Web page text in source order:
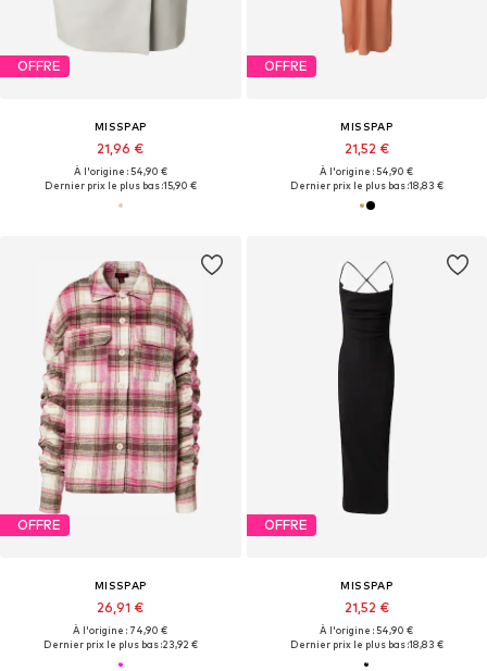
OFFRE
MISSPAP
21,96 €
À l'origine : 54,90 €
Dernier prix le plus bas :15,90 €
OFFRE
MISSPAP
21,52 €
À l'origine : 54,90 €
Dernier prix le plus bas :18,83 €
OFFRE
MISSPAP
26,91 €
À l'origine : 74,90 €
Dernier prix le plus bas :23,92 €
OFFRE
MISSPAP
21,52 €
À l'origine : 54,90 €
Dernier prix le plus bas :18,83 €